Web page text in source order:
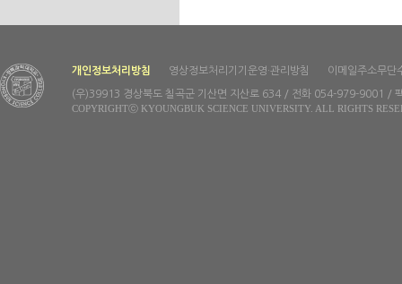
개인정보처리방침 영상정보처리기기운영·관리방침 이메일주소무단
(우)39913 경상북도 칠곡군 기산면 지산로 634 / 전화 054-979-9001 /
COPYRIGHTⓒ KYOUNGBUK SCIENCE UNIVERSITY. ALL RIGHTS